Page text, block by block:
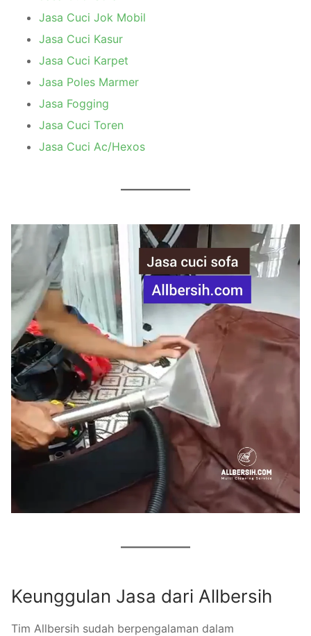
Jasa Cuci Jok Mobil
Jasa Cuci Kasur
Jasa Cuci Karpet
Jasa Poles Marmer
Jasa Fogging
Jasa Cuci Toren
Jasa Cuci Ac/Hexos
Keunggulan Jasa dari Allbersih
Tim Allbersih sudah berpengalaman dalam